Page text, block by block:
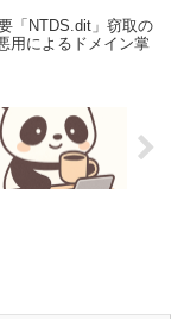
「NTDS.dit」窃取の
用によるドメイン掌